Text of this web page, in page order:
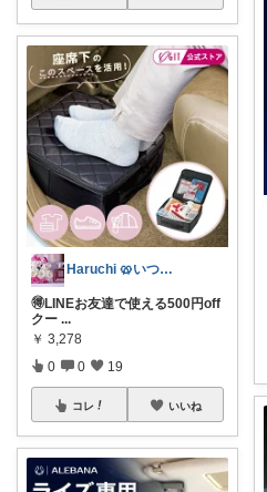
Haruchi 🥨いつもありがとう🌸
🉐LINEお友達で使える500円off
クー ...
￥ 3,278
0 0 19
コレ いいね